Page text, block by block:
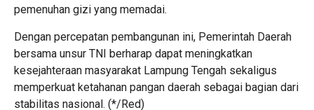
pemenuhan gizi yang memadai.
Dengan percepatan pembangunan ini, Pemerintah Daerah
bersama unsur TNI berharap dapat meningkatkan
kesejahteraan masyarakat Lampung Tengah sekaligus
memperkuat ketahanan pangan daerah sebagai bagian dari
stabilitas nasional. (*/Red)